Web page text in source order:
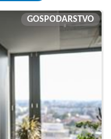
GOSPODARSTVO